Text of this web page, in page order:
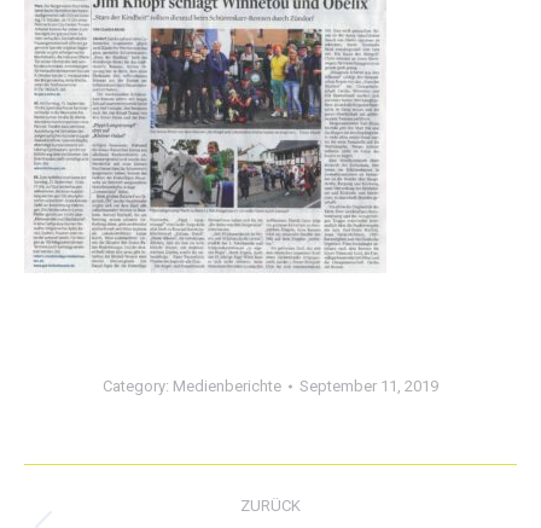
Category: Medienberichte September 11, 2019
ZURÜCK